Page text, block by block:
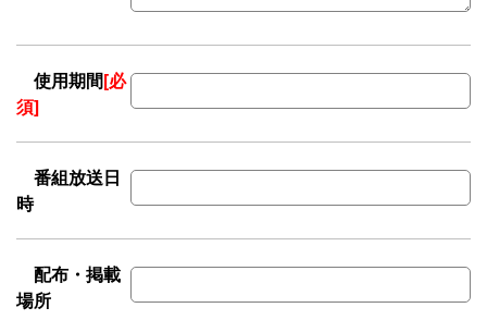
使用期間[必
須]
番組放送日
時
配布・掲載
場所